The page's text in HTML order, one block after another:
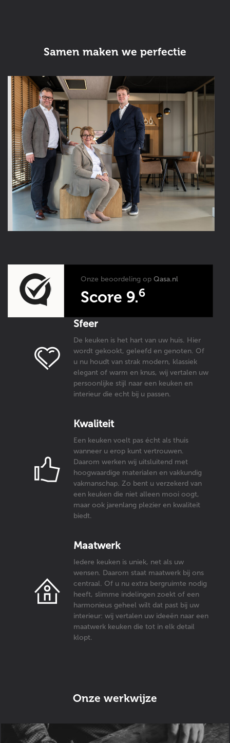
Samen maken we perfectie
Onze beoordeling op Qasa.nl
Score 9.6
Sfeer
De keuken is het hart van uw huis. Hier
wordt gekookt, geleefd en genoten. Of
u nu houdt van strak modern, klassiek
elegant of warm en knus, wij vertalen uw
persoonlijke stijl naar een keuken en
interieur die echt bij u passen.
Kwaliteit
Een keuken voelt pas écht als thuis
wanneer u erop kunt vertrouwen.
Daarom werken wij uitsluitend met
hoogwaardige materialen en vakkundig
vakmanschap. Zo bent u verzekerd van
een keuken die niet alleen mooi oogt,
maar ook jarenlang plezier en kwaliteit
biedt.
Maatwerk
Iedere keuken is uniek, net als uw
wensen. Daarom staat maatwerk bij ons
centraal. Of u nu extra bergruimte nodig
heeft, slimme indelingen zoekt of een
harmonieus geheel wilt dat past bij uw
interieur: wij vertalen uw ideeën naar een
maatwerk keuken die tot in elk detail
klopt.
Onze werkwijze